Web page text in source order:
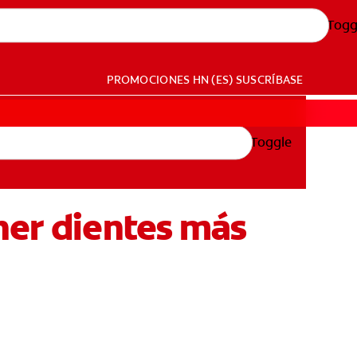
PROMOCIONES HN (ES) SUSCRÍBASE
Toggle
dientes más